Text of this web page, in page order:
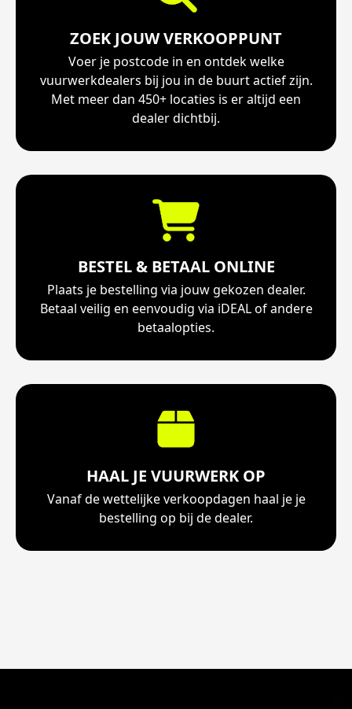
ZOEK JOUW VERKOOPPUNT
Voer je postcode in en ontdek welke
vuurwerkdealers bij jou in de buurt actief zijn.
Met meer dan 450+ locaties is er altijd een
dealer dichtbij.
BESTEL & BETAAL ONLINE
Plaats je bestelling via jouw gekozen dealer.
Betaal veilig en eenvoudig via iDEAL of andere
betaalopties.
HAAL JE VUURWERK OP
Vanaf de wettelijke verkoopdagen haal je je
bestelling op bij de dealer.